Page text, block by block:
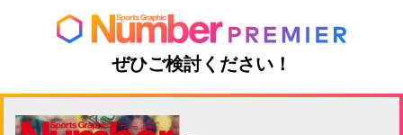
ぜひご検討ください！